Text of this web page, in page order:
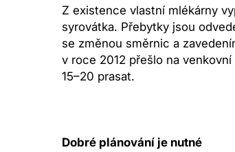
Z existence vlastní mlékárny
syrovátka. Přebytky jsou
se změnou směrnic a
v roce 2012 přešlo na
15–20 prasat.
Dobré plánování je nutné